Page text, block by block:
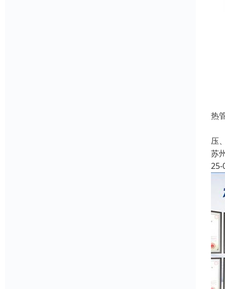
热
压
苏
25-